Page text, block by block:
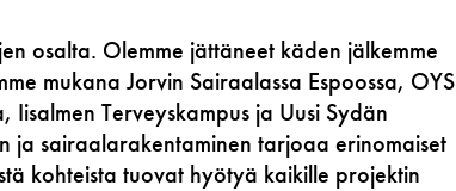
osalta. Olemme jättäneet käden jälkemme
mukana Jorvin Sairaalassa Espoossa, OYS
Iisalmen Terveyskampus ja Uusi Sydän
ja sairaalarakentaminen tarjoaa erinomaiset
kohteista tuovat hyötyä kaikille projektin